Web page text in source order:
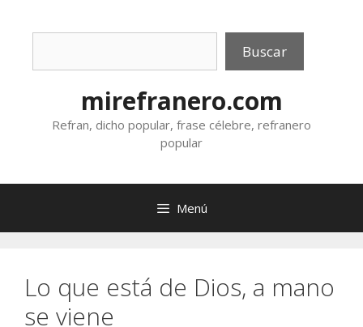
Buscar
mirefranero.com
Refran, dicho popular, frase célebre, refranero
popular
Menú
Lo que está de Dios, a mano
se viene